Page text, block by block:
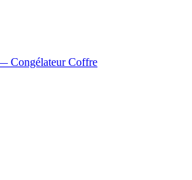
Congélateur Coffre